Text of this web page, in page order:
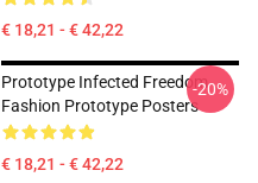
€ 18,21 - € 42,22
Prototype Infected Freedom
Fashion Prototype Posters
€ 18,21 - € 42,22
-20%